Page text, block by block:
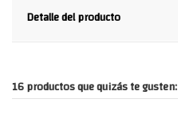
Detalle del producto
16 productos que quizás te gusten: